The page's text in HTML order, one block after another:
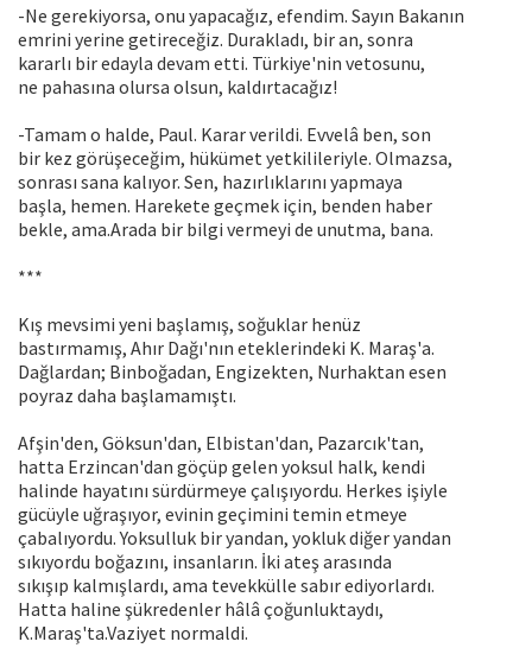
-Ne gerekiyorsa, onu yapacağız, efendim. Sayın Bakanın
emrini yerine getireceğiz. Durakladı, bir an, sonra
kararlı bir edayla devam etti. Türkiye'nin vetosunu,
ne pahasına olursa olsun, kaldırtacağız!
-Tamam o halde, Paul. Karar verildi. Evvelâ ben, son
bir kez görüşeceğim, hükümet yetkilileriyle. Olmazsa,
sonrası sana kalıyor. Sen, hazırlıklarını yapmaya
başla, hemen. Harekete geçmek için, benden haber
bekle, ama.Arada bir bilgi vermeyi de unutma, bana.
***
Kış mevsimi yeni başlamış, soğuklar henüz
bastırmamış, Ahır Dağı'nın eteklerindeki K. Maraş'a.
Dağlardan; Binboğadan, Engizekten, Nurhaktan esen
poyraz daha başlamamıştı.
Afşin'den, Göksun'dan, Elbistan'dan, Pazarcık'tan,
hatta Erzincan'dan göçüp gelen yoksul halk, kendi
halinde hayatını sürdürmeye çalışıyordu. Herkes işiyle
gücüyle uğraşıyor, evinin geçimini temin etmeye
çabalıyordu. Yoksulluk bir yandan, yokluk diğer yandan
sıkıyordu boğazını, insanların. İki ateş arasında
sıkışıp kalmışlardı, ama tevekkülle sabır ediyorlardı.
Hatta haline şükredenler hâlâ çoğunluktaydı,
K.Maraş'ta.Vaziyet normaldi.